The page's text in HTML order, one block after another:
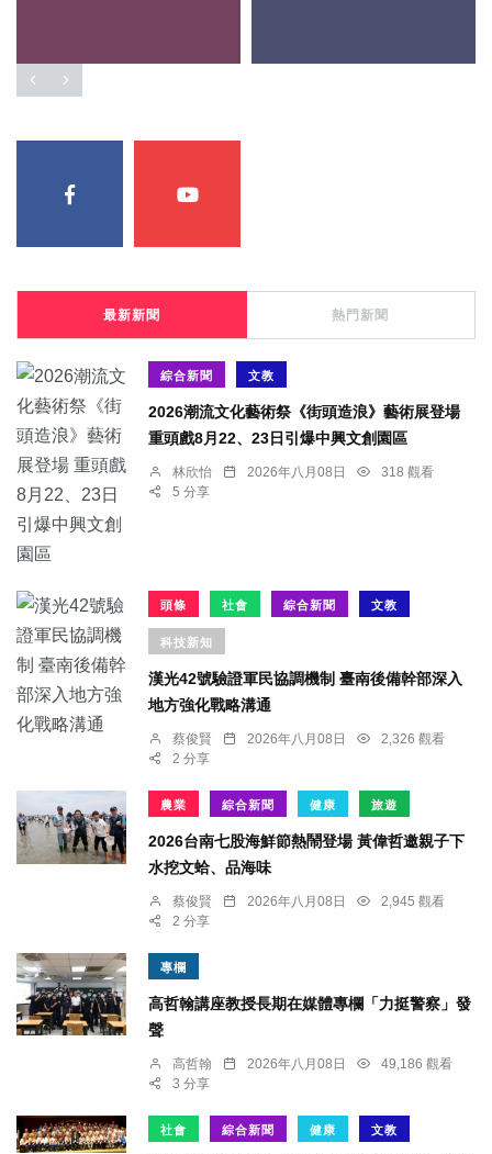
最新新聞 熱門新聞
綜合新聞 文教
2026潮流文化藝術祭《街頭造浪》藝術展登場
重頭戲8月22、23日引爆中興文創園區
林欣怡 2026年八月08日
318 觀看
5 分享
頭條 社會 綜合新聞 文教
科技新知
漢光42號驗證軍民協調機制 臺南後備幹部深入
地方強化戰略溝通
蔡俊賢 2026年八月08日
2,326 觀看
2 分享
農業 綜合新聞 健康 旅遊
2026台南七股海鮮節熱鬧登場 黃偉哲邀親子下
水挖文蛤、品海味
蔡俊賢 2026年八月08日
2,945 觀看
2 分享
專欄
高哲翰講座教授長期在媒體專欄「力挺警察」發
聲
高哲翰 2026年八月08日
49,186 觀看
3 分享
社會 綜合新聞 健康 文教